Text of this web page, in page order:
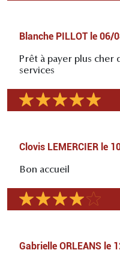
Blanche PILLOT le 06/
Prêt à payer plus cher
services
Clovis LEMERCIER le
Bon accueil
Gabrielle ORLEANS le